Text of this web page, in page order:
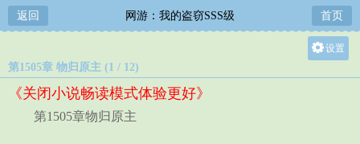
返回 网游：我的盗窃SSS级 首页
设置
第1505章 物归原主 (1 / 12)
《关闭小说畅读模式体验更好》
第1505章物归原主